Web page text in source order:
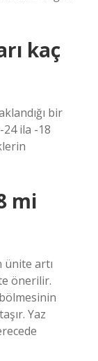
kaç
bir
24 ila -18
mi
ünite artı
önerilir.
Yaz